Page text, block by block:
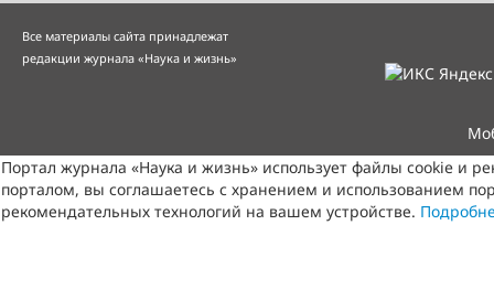
Все материалы сайта принадлежат
редакции журнала «Наука и жизнь»
Портал журнала «Наука и жизнь» использует файлы cookie и
порталом, вы соглашаетесь с хранением и использованием
рекомендательных технологий на вашем устройстве.